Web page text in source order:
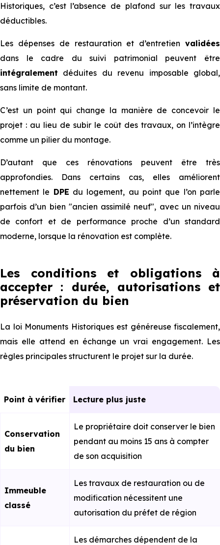
Historiques, c’est l’absence de plafond sur les travaux
déductibles.
Les dépenses de restauration et d’entretien validées
dans le cadre du suivi patrimonial peuvent être
intégralement déduites du revenu imposable global,
sans limite de montant.
C’est un point qui change la manière de concevoir le
projet : au lieu de subir le coût des travaux, on l’intègre
comme un pilier du montage.
D’autant que ces rénovations peuvent être très
approfondies. Dans certains cas, elles améliorent
nettement le DPE du logement, au point que l’on parle
parfois d’un bien "ancien assimilé neuf", avec un niveau
de confort et de performance proche d’un standard
moderne, lorsque la rénovation est complète.
Les conditions et obligations à
accepter : durée, autorisations et
préservation du bien
La loi Monuments Historiques est généreuse fiscalement,
mais elle attend en échange un vrai engagement. Les
règles principales structurent le projet sur la durée.
Point à vérifier Lecture plus juste
Conservation
du bien
Le propriétaire doit conserver le bien
pendant au moins 15 ans à compter
de son acquisition
Immeuble
classé
Les travaux de restauration ou de
modification nécessitent une
autorisation du préfet de région
Les démarches dépendent de la